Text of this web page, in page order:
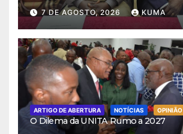
7 DE AGOSTO, 2026 KUMA
ARTIGO DE ABERTURA NOTÍCIAS OPINIÃO
O Dilema da UNITA Rumo a 2027